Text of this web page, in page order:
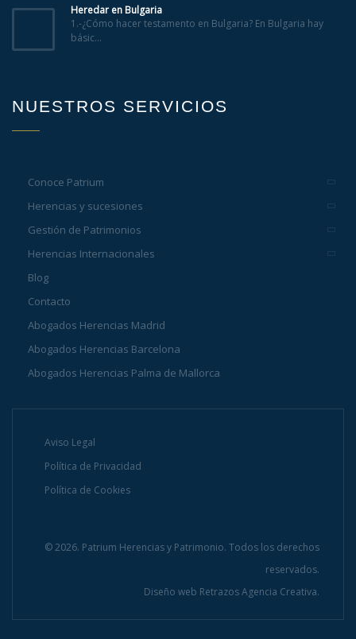
Heredar en Bulgaria
1.-¿Cómo hacer testamento en Bulgaria? En Bulgaria hay
básic...
NUESTROS SERVICIOS
Conoce Patrium
Herencias y sucesiones
Gestión de Patrimonios
Herencias Internacionales
Blog
Contacto
Abogados Herencias Madrid
Abogados Herencias Barcelona
Abogados Herencias Palma de Mallorca
Aviso Legal
Política de Privacidad
Política de Cookies
© 2026. Patrium Herencias y Patrimonio. Todos los derechos
reservados.
Diseño web Retrazos Agencia Creativa.